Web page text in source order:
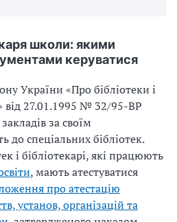
школи: якими
керуватися
України «Про бібліотеки і
від27.01.1995 № 32/95-ВР
за своїм
спеціальних бібліотек.
і бібліотекарі, які працюють
, мають атестуватися
про атестацію
установ, організацій та